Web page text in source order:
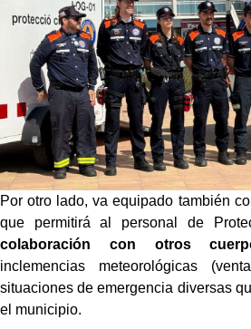
Por otro lado, va equipado también
que permitirá al personal de
colaboración con otros
inclemencias meteorológicas
situaciones de emergencia diversas
el municipio.